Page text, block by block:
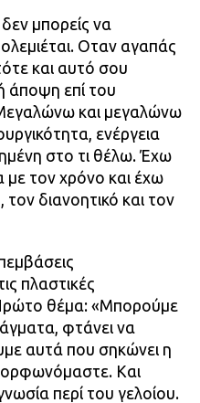
μπορείς να
Οταν αγαπάς
και αυτό σου
άποψη επί του
και μεγαλώνω
ενέργεια
στο τι θέλω. Έχω
με τον χρόνο και έχω
διανοητικό και τον
πλαστικές
θέμα: «Μπορούμε
φτάνει να
αυτά που σηκώνει η
Και
περί του γελοίου.